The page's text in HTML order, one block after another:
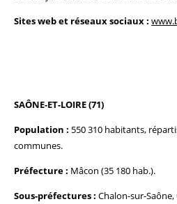
Sites web et réseaux sociaux :
SAÔNE-ET-LOIRE (71)
Population : 550 310 habitants,
communes.
Préfecture : Mâcon (35 180 hab.).
Sous-préfectures : Chalon-sur-